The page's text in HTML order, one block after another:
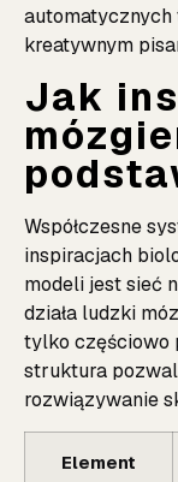
automatycznych
kreatywnym
Jak
Współczesne
inspiracjach
modeli jest sieć
działa ludzki
tylko częściowo
struktura
rozwiązywanie
Element